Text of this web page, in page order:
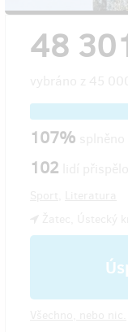
48
107%
102